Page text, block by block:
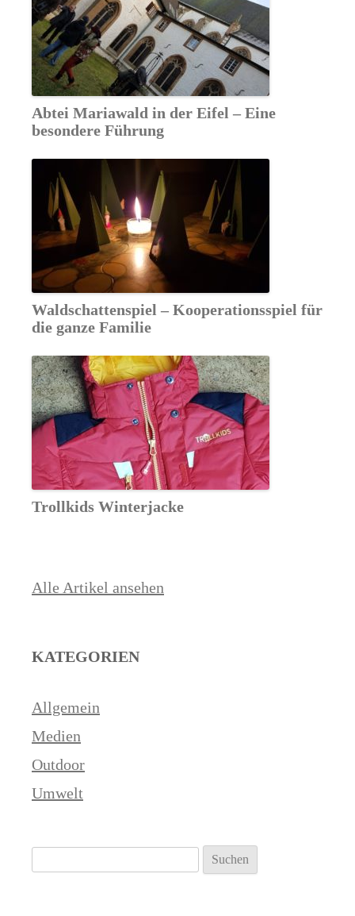
Abtei Mariawald in der Eifel – Eine
besondere Führung
Waldschattenspiel – Kooperationsspiel für
die ganze Familie
Trollkids Winterjacke
Alle Artikel ansehen
KATEGORIEN
Allgemein
Medien
Outdoor
Umwelt
nach: